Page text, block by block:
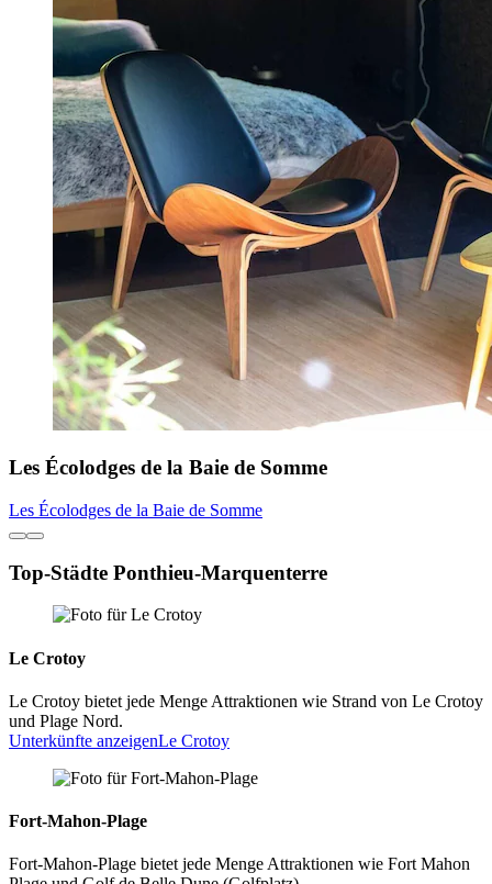
Les Écolodges de la Baie de Somme
Les Écolodges de la Baie de Somme
Top-Städte Ponthieu-Marquenterre
Le Crotoy
Le Crotoy bietet jede Menge Attraktionen wie Strand von Le Crotoy
und Plage Nord.
Unterkünfte anzeigenLe Crotoy
Fort-Mahon-Plage
Fort-Mahon-Plage bietet jede Menge Attraktionen wie Fort Mahon